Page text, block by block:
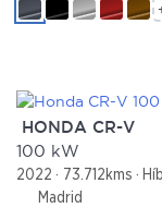
HONDA CR-V
100 kW
2022 73.712kms
Madrid